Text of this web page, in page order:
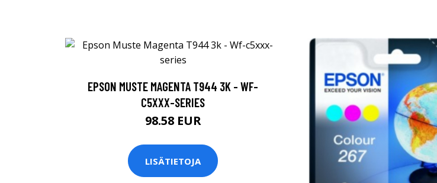
EPSON MUSTE MAGENTA T944 3K - WF-
C5XXX-SERIES
98.58 EUR
LISÄTIETOJA